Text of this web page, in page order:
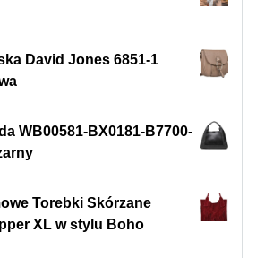
David Jones 6851-1
WB00581-BX0181-B7700-
Torebki Skórzane
XL w stylu Boho